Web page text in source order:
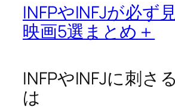
INFPやINFJが必ず
映画5選まとめ＋
INFPやINFJに刺さ
は